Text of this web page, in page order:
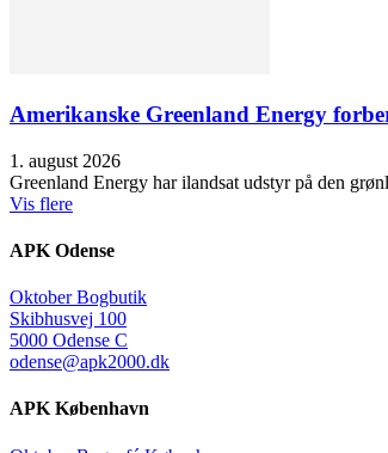
Amerikanske Greenland Energy
1. august 2026
Greenland Energy har ilandsat udstyr på den
Vis flere
APK Odense
Oktober Bogbutik
Skibhusvej 100
5000 Odense C
odense@apk2000.dk
APK København